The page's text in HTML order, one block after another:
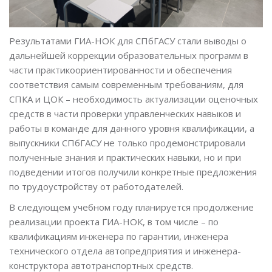
Результатами ГИА-НОК для СПбГАСУ стали выводы о
дальнейшей коррекции образовательных программ в
части практикоориентированности и обеспечения
соответствия самым современным требованиям, для
СПКА и ЦОК – необходимость актуализации оценочных
средств в части проверки управленческих навыков и
работы в команде для данного уровня квалификации, а
выпускники СПбГАСУ не только продемонстрировали
полученные знания и практических навыки, но и при
подведении итогов получили конкретные предложения
по трудоустройству от работодателей.
В следующем учебном году планируется продолжение
реализации проекта ГИА-НОК, в том числе – по
квалификациям инженера по гарантии, инженера
технического отдела автопредприятия и инженера-
конструктора автотранспортных средств.